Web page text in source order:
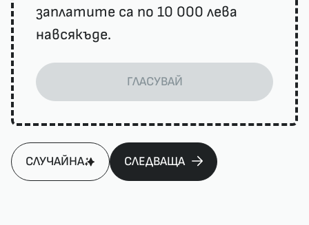
заплатите са по 10 000 лева
навсякъде.
ГЛАСУВАЙ
СЛУЧАЙНА СЛЕДВАЩА